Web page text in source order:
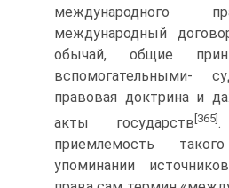
международного
международный
обычай, общие
вспомогательными-
правовая доктрина и
акты государств [365].
приемлемость
упоминании